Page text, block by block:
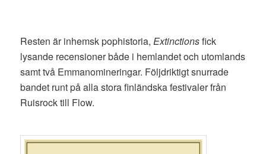
Resten är inhemsk pophistoria, Extinctionsfick
lysande recensioner både i hemlandet och utomlands
samt två Emmanomineringar. Följdriktigt snurrade
bandet runt på alla stora finländska festivaler från
Ruisrock till Flow.